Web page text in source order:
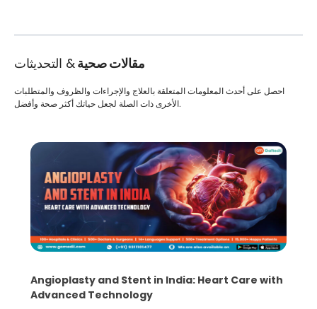
مقالات صحية& التحديثات
احصل على أحدث المعلومات المتعلقة بالعلاج والإجراءات والظروف والمتطلبات
الأخرى ذات الصلة لجعل حياتك أكثر صحة وأفضل.
Angioplasty and Stent in India: Heart Care with
Advanced Technology